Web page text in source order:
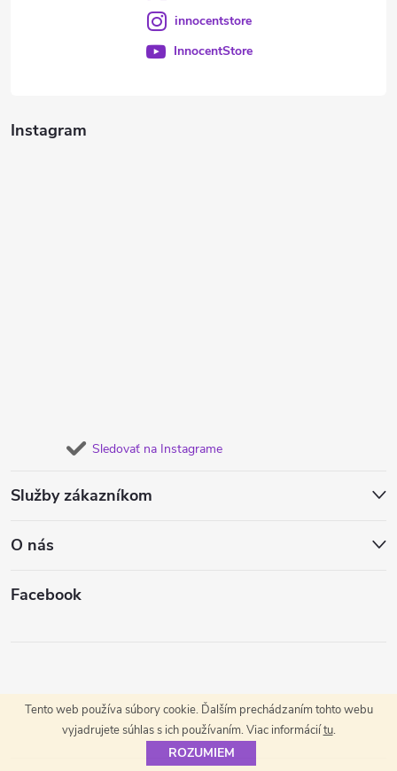
Tento web používa súbory cookie. Ďalším prechádzaním tohto webu
vyjadrujete súhlas s ich používaním. Viac informáciítu.
ROZUMIEM
Instagram
Sledovať na Instagrame
Služby zákazníkom
O nás
Facebook
innocentstore
InnocentStore